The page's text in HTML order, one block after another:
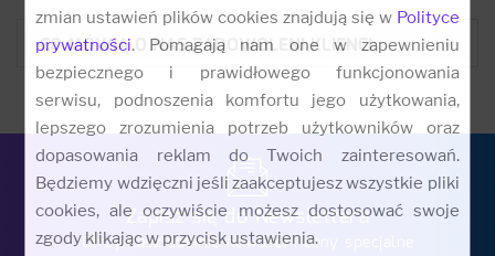
CO MÓWIĄ O NAS ZADOWOLENI KLIENCI:
Zapisz się do Newslettera
Otrzymasz ostanie nowości i ceny specjalne
zmian ustawień plików cookies znajdują się w Polityce
prywatności. Pomagają nam one w zapewnieniu
bezpiecznego i prawidłowego funkcjonowania
serwisu, podnoszenia komfortu jego użytkowania,
lepszego zrozumienia potrzeb użytkowników oraz
dopasowania reklam do Twoich zainteresowań.
Będziemy wdzięczni jeśli zaakceptujesz wszystkie pliki
cookies, ale oczywiście możesz dostosować swoje
zgody klikając w przycisk ustawienia.